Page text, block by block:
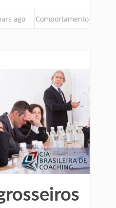
ago Comportamento